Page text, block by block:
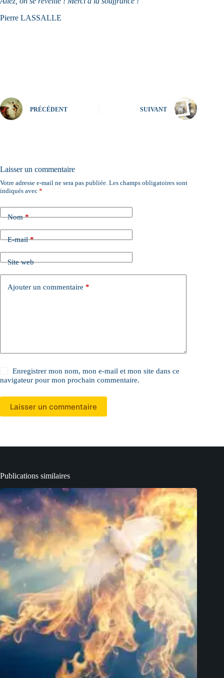
Pierre LASSALLE
PRÉCÉDENT SUIVANT
Laisser un commentaire
Votre adresse e-mail ne sera pas publiée. Les champs obligatoires sont
indiqués avec *
Nom*
E-mail*
Site web
Ajouter un commentaire *
Enregistrer mon nom, mon e-mail et mon site dans ce
navigateur pour mon prochain commentaire.
Laisser un commentaire
A
l
r
n
a
v
e
Publications similaires